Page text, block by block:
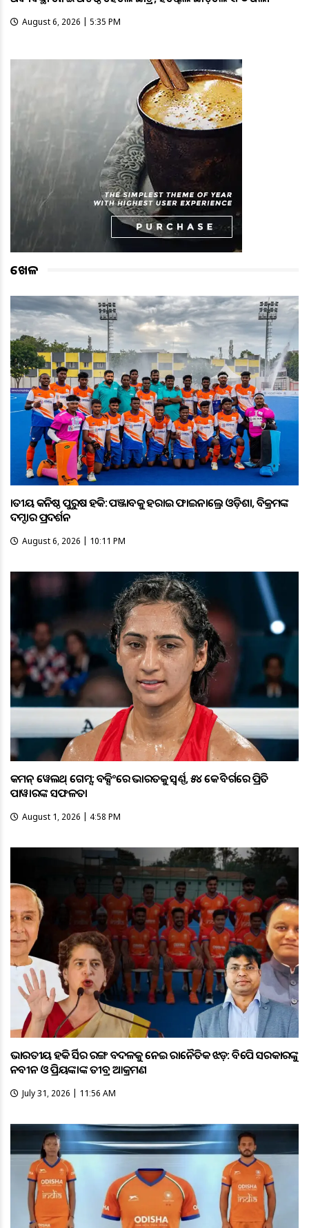
August 6, 2026 | 5:35 PM
ଖେଳ
ଜାତୀୟ କନିଷ୍ଠ ପୁରୁଷ ହକି: ପଞ୍ଜାବକୁ ହରାଇ ଫାଇନାଲ୍ରେ ଓଡ଼ିଶା, ବିକ୍ରମଙ୍କ
ଦମ୍ଦାର ପ୍ରଦର୍ଶନ
August 6, 2026 | 10:11 PM
କମନ୍ ୱେଲଥ୍ ଗେମ୍ସ: ବକ୍ସିଂରେ ଭାରତକୁ ସ୍ବର୍ଣ୍ଣ, ୫୪ କେଜି ବର୍ଗରେ ପ୍ରିତି
ପାୱାରଙ୍କ ସଫଳତା
August 1, 2026 | 4:58 PM
ଭାରତୀୟ ହକି ଜର୍ସିର ରଙ୍ଗ ବଦଳକୁ ନେଇ ରାଜନୈତିକ ଝଡ଼: ବିଜେପି ସରକାରଙ୍କୁ
ନବୀନ ଓ ପ୍ରିୟଙ୍କାଙ୍କ ତୀବ୍ର ଆକ୍ରମଣ
July 31, 2026 | 11:56 AM